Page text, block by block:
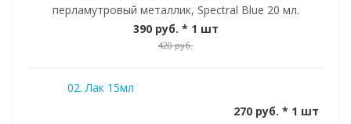
перламутровый металлик, Spectral Blue 20 мл.
390 руб. * 1 шт
420 руб.
02. Лак 15мл
270 руб. * 1 шт